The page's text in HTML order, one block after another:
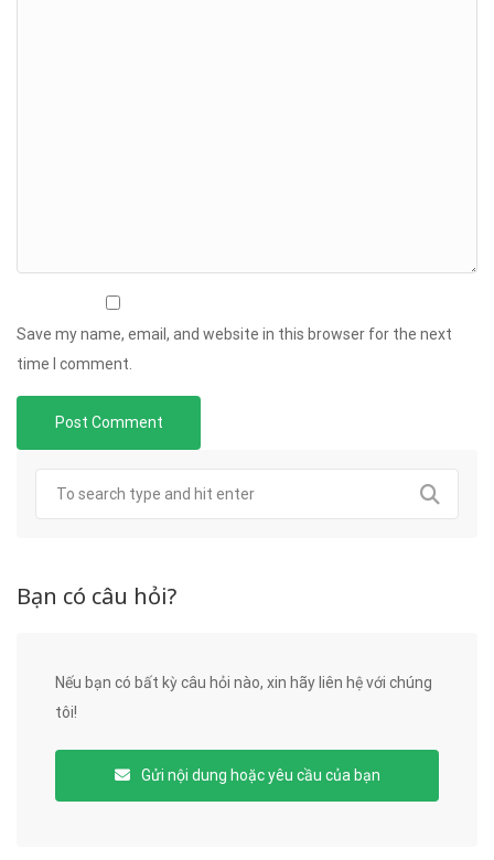
Save my name, email, and website in this browser for the next
time I comment.
Bạn có câu hỏi?
Nếu bạn có bất kỳ câu hỏi nào, xin hãy liên hệ với chúng
tôi!
Gửi nội dung hoặc yêu cầu của bạn